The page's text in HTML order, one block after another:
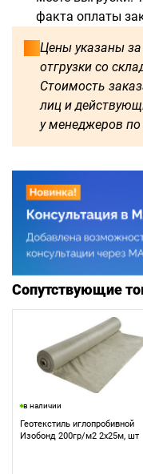
факта оплаты
Цены указаны
отгрузки со
Стоимость
лиц и
у менеджеров по
2000
4750
Сопутствующие
в наличии
Геотекстиль иглопробивной
Изобонд 200гр/м2 2х25м, шт